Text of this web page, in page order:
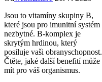
Jsou to vitamíny skupiny B,
které jsou pro imunitní systém
nezbytné. B-komplex je
skrytým hrdinou, který
posiluje vaši obranyschopnost.
Čtěte, jaké další benefití může
mít pro váš organismus.